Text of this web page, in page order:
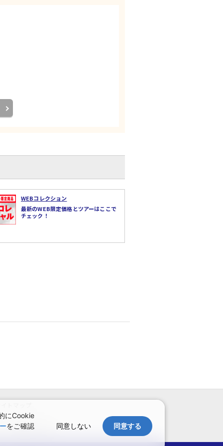
WEBコレクション
最新のWEB限定価格とツアーはここで
チェック！
予約確認・変更
にCookie
をご確認 同意しない 同意する